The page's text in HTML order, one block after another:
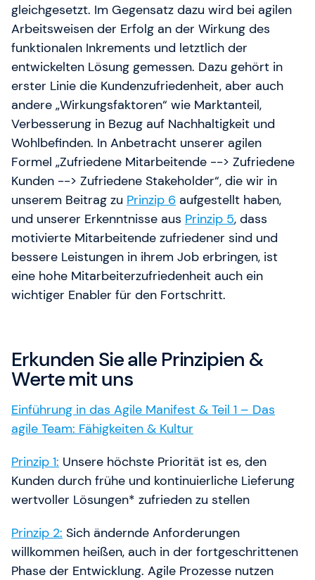
gleichgesetzt. Im Gegensatz dazu wird bei agilen
Arbeitsweisen der Erfolg an der Wirkung des
funktionalen Inkrements und letztlich der
entwickelten Lösung gemessen. Dazu gehört in
erster Linie die Kundenzufriedenheit, aber auch
andere „Wirkungsfaktoren“ wie Marktanteil,
Verbesserung in Bezug auf Nachhaltigkeit und
Wohlbefinden. In Anbetracht unserer agilen
Formel „Zufriedene Mitarbeitende --> Zufriedene
Kunden --> Zufriedene Stakeholder“, die wir in
unserem Beitrag zu Prinzip 6 aufgestellt haben,
und unserer Erkenntnisse aus Prinzip 5, dass
motivierte Mitarbeitende zufriedener sind und
bessere Leistungen in ihrem Job erbringen, ist
eine hohe Mitarbeiterzufriedenheit auch ein
wichtiger Enabler für den Fortschritt.
Erkunden Sie alle Prinzipien &
Werte mit uns
Einführung in das Agile Manifest & Teil 1 – Das
agile Team: Fähigkeiten & Kultur
Prinzip 1: Unsere höchste Priorität ist es, den
Kunden durch frühe und kontinuierliche Lieferung
wertvoller Lösungen* zufrieden zu stellen
Prinzip 2: Sich ändernde Anforderungen
willkommen heißen, auch in der fortgeschrittenen
Phase der Entwicklung. Agile Prozesse nutzen